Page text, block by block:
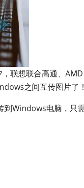
联想联合高通、AMD
之间互传图片了！
Windows电脑，只需